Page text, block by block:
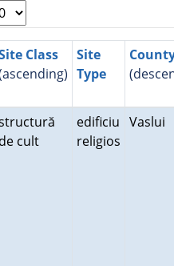
Class
Site
Type
de cult
edificiu
religios
Vaslui